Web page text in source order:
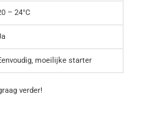
– 24°C
moeilijke starter
verder!